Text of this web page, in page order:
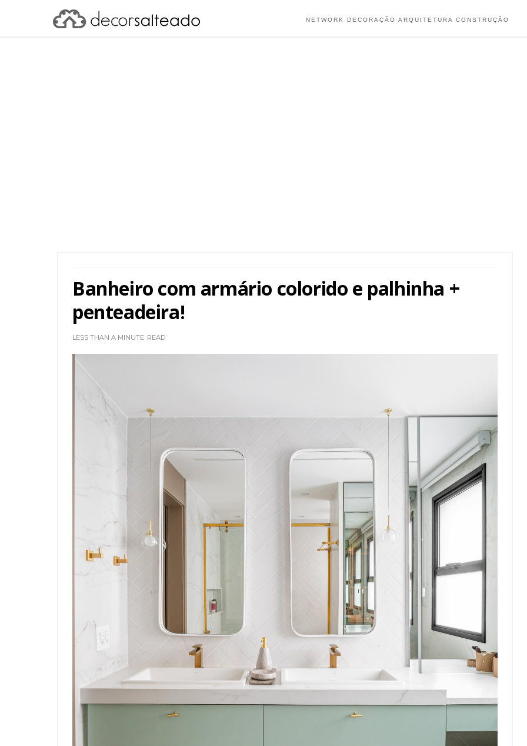
NETWORK DECORAÇÃO ARQUITETURA CONSTRUÇÃO
Banheiro com armário colorido e palhinha +
penteadeira!
LESS THAN A MINUTE READ